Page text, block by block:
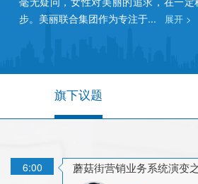
步。美丽联合集团作为专注于... 展开 >
旗下议题
6:00
蘑菇街营销业务系统演变